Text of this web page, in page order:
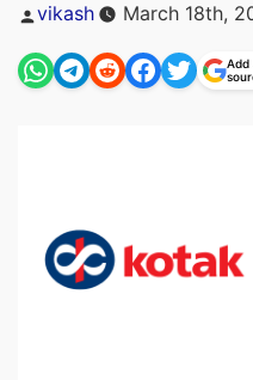
Posted
vikash March 18th,
Add